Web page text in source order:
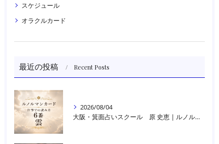
スケジュール
オラクルカード
最近の投稿 Recent Posts
2026/08/04
大阪・箕面占いスクール 原 史恵 | ルノルマンカード読み方のコツ「雲」 仕事をテーマに占った場合